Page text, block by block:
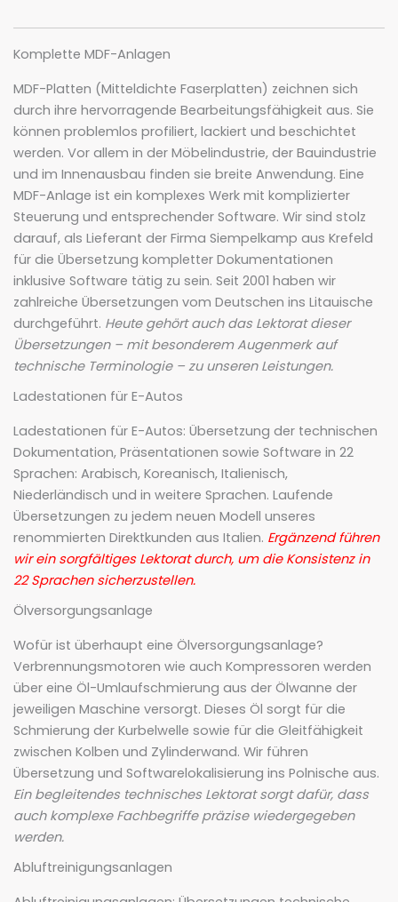
Komplette MDF-Anlagen
MDF-Platten (Mitteldichte Faserplatten) zeichnen sich
durch ihre hervorragende Bearbeitungsfähigkeit aus. Sie
können problemlos profiliert, lackiert und beschichtet
werden. Vor allem in der Möbelindustrie, der Bauindustrie
und im Innenausbau finden sie breite Anwendung. Eine
MDF-Anlage ist ein komplexes Werk mit komplizierter
Steuerung und entsprechender Software. Wir sind stolz
darauf, als Lieferant der Firma Siempelkamp aus Krefeld
für die Übersetzung kompletter Dokumentationen
inklusive Software tätig zu sein. Seit 2001 haben wir
zahlreiche Übersetzungen vom Deutschen ins Litauische
durchgeführt. Heute gehört auch das Lektorat dieser
Übersetzungen – mit besonderem Augenmerk auf
technische Terminologie – zu unseren Leistungen.
Ladestationen für E-Autos
Ladestationen für E-Autos: Übersetzung der technischen
Dokumentation, Präsentationen sowie Software in 22
Sprachen: Arabisch, Koreanisch, Italienisch,
Niederländisch und in weitere Sprachen. Laufende
Übersetzungen zu jedem neuen Modell unseres
renommierten Direktkunden aus Italien. Ergänzend führen
wir ein sorgfältiges Lektorat durch, um die Konsistenz in
22 Sprachen sicherzustellen.
Ölversorgungsanlage
Wofür ist überhaupt eine Ölversorgungsanlage?
Verbrennungsmotoren wie auch Kompressoren werden
über eine Öl-Umlaufschmierung aus der Ölwanne der
jeweiligen Maschine versorgt. Dieses Öl sorgt für die
Schmierung der Kurbelwelle sowie für die Gleitfähigkeit
zwischen Kolben und Zylinderwand. Wir führen
Übersetzung und Softwarelokalisierung ins Polnische aus.
Ein begleitendes technisches Lektorat sorgt dafür, dass
auch komplexe Fachbegriffe präzise wiedergegeben
werden.
Abluftreinigungsanlagen